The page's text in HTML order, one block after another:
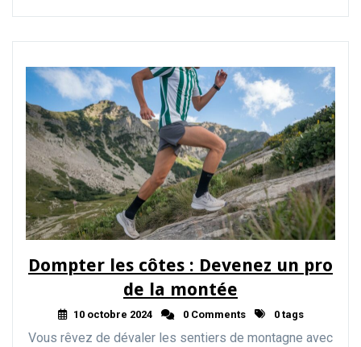
Dompter les côtes : Devenez un pro
de la montée
10 octobre 2024 0 Comments 0 tags
Vous rêvez de dévaler les sentiers de montagne avec